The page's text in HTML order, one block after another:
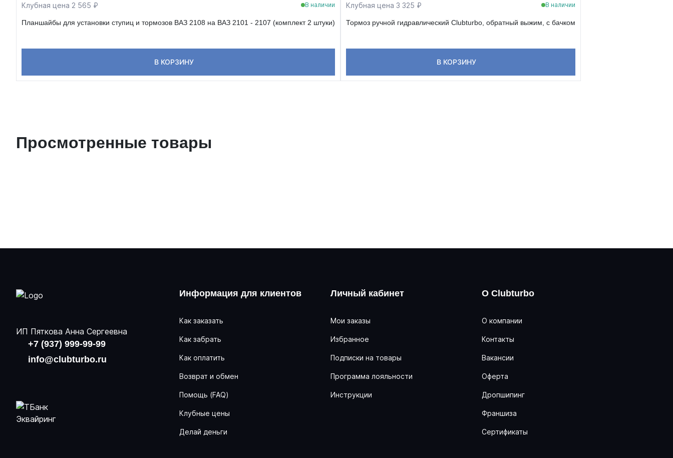
Клубная цена 2 565 ₽ В наличии
Планшайбы для установки ступиц и тормозов ВАЗ 2108 на ВАЗ 2101 - 2107 (комплект 2 штуки)
В КОРЗИНУ
Клубная цена 3 325 ₽ В наличии
Тормоз ручной гидравлический Clubturbo, обратный выжим, с бачком
В КОРЗИНУ
Просмотренные товары
ИП Пяткова Анна Сергеевна
+7 (937) 999-99-99
info@clubturbo.ru
Информация для клиентов
Как заказать
Как забрать
Как оплатить
Возврат и обмен
Помощь (FAQ)
Клубные цены
Делай деньги
Личный кабинет
Мои заказы
Избранное
Подписки на товары
Программа лояльности
Инструкции
О Clubturbo
О компании
Контакты
Вакансии
Оферта
Дропшипинг
Франшиза
Сертификаты